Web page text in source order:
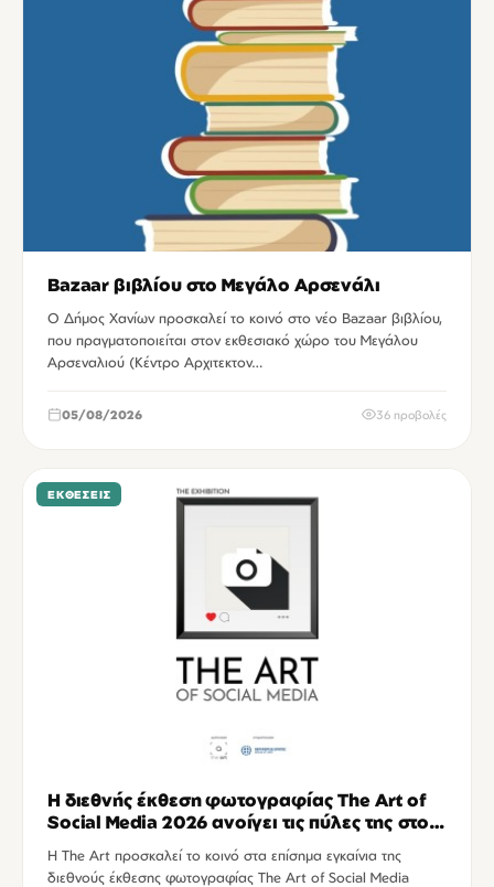
Bazaar βιβλίου στο Μεγάλο Αρσενάλι
Ο Δήμος Χανίων προσκαλεί το κοινό στο νέο Bazaar βιβλίου,
που πραγματοποιείται στον εκθεσιακό χώρο του Μεγάλου
Αρσεναλιού (Κέντρο Αρχιτεκτον…
05/08/2026 36 προβολές
ΕΚΘΈΣΕΙΣ
Η διεθνής έκθεση φωτογραφίας The Art of
Social Media 2026 ανοίγει τις πύλες της στο
Η The Art προσκαλεί το κοινό στα επίσημα εγκαίνια της
διεθνούς έκθεσης φωτογραφίας The Art of Social Media